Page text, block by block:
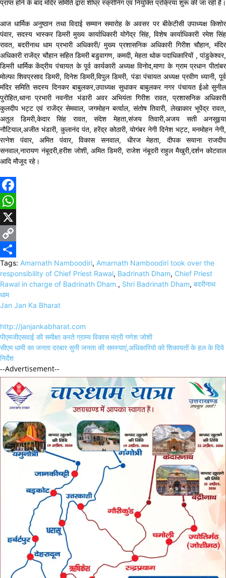
प्राप्त होने के बाद मंदिर समिति द्वारा शीघ्र स्क्रीनिंग एवं नियुक्ति प्रक्रिया शुरू की जा रही है।
आज धार्मिक अनुष्ठान तथा विदाई सम्मान समारोह के अवसर पर बीकेटीसी उपाध्यक्ष किशोर
पंवार, सदस्य भास्कर डिमरी मुख्य कार्याधिकारी योगेंद्र सिंह, विशेष कार्याधिकारी रमेश सिंह
रावत, बदरीनाथ धाम प्रभारी अधिकारी/ मुख्य प्रशासनिक अधिकारी गिरीश चौहान, मंदिर
अधिकारी राजेंद्र चौहान सहित डिमरी बडुवागण, कमदी, मेहता थोक पदाधिकारियों , पांडुकेश्वर,
डिमरी धार्मिक केंद्रीय पंचायत के पूर्व कार्यकारी अध्यक्ष विनोद,माणा के ग्राम प्रधान पीतांबर
मोल्फा शिवप्रसाद डिमरी, दिनेश डिमरी,विपुल डिमरी, पंडा पंचायत अध्यक्ष प्रवीण ध्यानी, पूर्व
मंदिर समिति सदस्य दिनकर बाबुलकर,उपाध्यक्ष सुधाकर बाबुलकर नगर पंचायत ईओ सुनील
पुरोहित,थाना प्रभारी नवनीत भंडारी अवर अभियंता गिरीश रावत, प्रशासनिक अधिकारी
कुलदीप भट्ट एवं राजेंद्र सेमवाल, जगमोहन बर्त्वाल, संतोष तिवारी, लेखाकार भूपेंद्र रावत,
अतुल डिमरी,केदार सिंह रावत, संदेश मेहता,संजय तिवारी,अजय सती अनसूइया
नौटियाल,अजीत भंडारी, कुलानंद पंत, हरेंद्र कोठारी, योगंबर नेगी दिनेश भट्ट, मनमोहन नेगी,
रत्नेश पंवार, अमित पंवार, विकास सनवाल, धीरज मेहता, दीपक सयाना राजदीप
सनवाल,नारायण नंबूदरी,हरीश जोशी, अमित डिमरी, राजेश नंबूदरी राहुल मैखुरी,दर्शन कोटवाल
आदि मौजूद रहे।
Facebook
WhatsApp
X
Copy
Link
Share
Tags: Amarnath Namboodiri, Amarnath Namboodiri took over the
responsibility of Chief Priest Rawal, Badrinath Dham, Chief Priest
Rawal in charge of Badrinath Dham., Shri Badrinath Dham, बदरीनाथ
धाम
Jan Jan Ka Bharat
http://janjankabharat.com
Post
navigation
पीएमजीएसवाई की समीक्षा करते ग्राम्य विकास मंत्री गणेश जोशी
सीएम धामी का जनता दरबार सुनी जनता की समस्याएं,अधिकारियो को शिकायतों के हल के दिये
निर्देश
--Advertisement--